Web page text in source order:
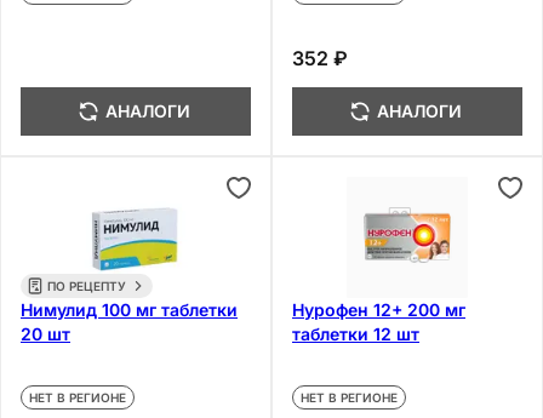
АНАЛОГИ
352 ₽
АНАЛОГИ
ПО РЕЦЕПТУ
Нимулид 100 мг таблетки
20 шт
НЕТ В РЕГИОНЕ
Нурофен 12+ 200 мг
таблетки 12 шт
НЕТ В РЕГИОНЕ